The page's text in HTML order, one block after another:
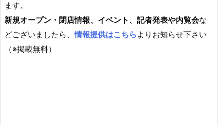
ます。
新規オープン・閉店情報、イベント、記者発表や内覧会な
どございましたら、情報提供はこちら よりお知らせ下さい
（※掲載無料）